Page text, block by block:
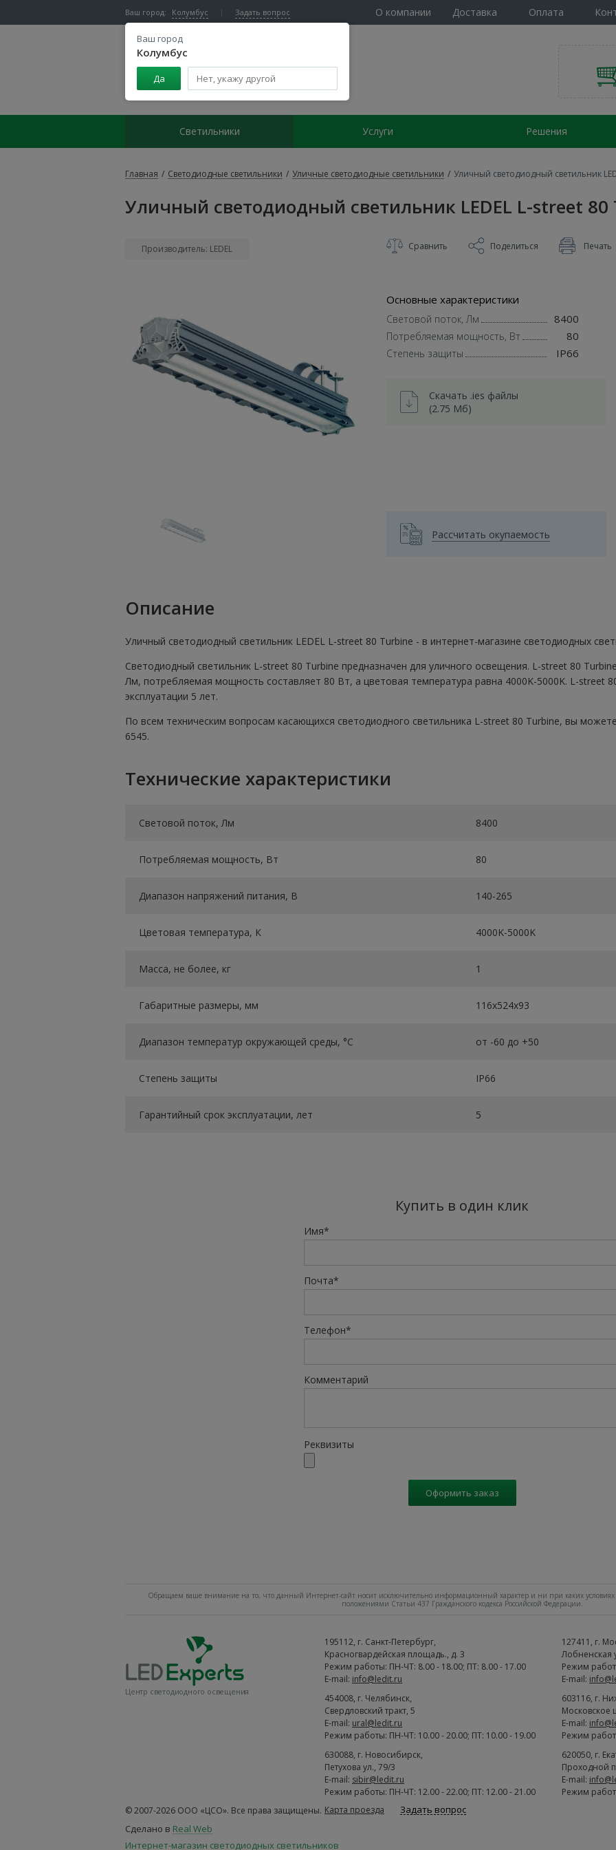
Ваш город: Колумбус
Ваш город
Колумбус
Да
Задать вопрос О компании Доставка Оплата
Центр светодиодного освещения
Светильники Услуги Решения
Главная / Светодиодные светильники / Уличные светодиодные светильники / Уличный светодиодный светильник
Уличный светодиодный светильник LEDEL L-street 80
Производитель: LEDEL Сравнить Поделиться Печать
Основные характеристики
Световой поток, Лм 8400
Потребляемая мощность, Вт 80
Степень защиты IP66
Скачать .ies файлы
(2.75 Мб)
Рассчитать окупаемость
Описание
Уличный светодиодный светильник LEDEL L-street 80 Turbine - в интернет-магазине светодиодных
Светодиодный светильник L-street 80 Turbine предназначен для уличного освещения. L-street 80
Лм, потребляемая мощность составляет 80 Вт, а цветовая температура равна 4000K-5000K. L-street
эксплуатации 5 лет.
По всем техническим вопросам касающихся светодиодного светильника L-street 80 Turbine, вы
6545.
Технические характеристики
Световой поток, Лм 8400
Потребляемая мощность, Вт 80
Диапазон напряжений питания, В 140-265
Цветовая температура, К 4000K-5000K
Масса, не более, кг 1
Габаритные размеры, мм 116х524х93
Диапазон температур окружающей среды, °C от -60 до +50
Степень защиты IP66
Гарантийный срок эксплуатации, лет 5
Купить в один клик
Имя*
Почта*
Телефон*
Комментарий
Реквизиты
Оформить заказ
Обращаем ваше внимание на то, что данный Интернет-сайт носит исключительно информационный характер и ни при каких условиях
положениями Статьи 437 Гражданского кодекса Российской Федерации.
Центр светодиодного освещения
195112, г. Cанкт-Петербург,
Красногвардейская площадь., д. 3
Режим работы: ПН-ЧТ: 8.00 - 18.00; ПТ: 8.00 - 17.00
E-mail: info@ledit.ru
127411 , г.
Лобненская
Режим
E-mail:
454008, г. Челябинск,
Свердловский тракт, 5
E-mail: ural@ledit.ru
Режим работы: ПН-ЧТ: 10.00 - 20.00; ПТ: 10.00 - 19.00
603116, г.
Московское
E-mail:
Режим
630088, г. Новосибирск,
Петухова ул., 79/3
E-mail: sibir@ledit.ru
Режим работы: ПН-ЧТ: 12.00 - 22.00; ПТ: 12.00 - 21.00
620050, г.
Проходной
E-mail:
Режим
Карта проезда
Задать вопрос
© 2007-2026 ООО «ЦСО». Все права защищены.
Сделано в Real Web
Интернет-магазин светодиодных светильников